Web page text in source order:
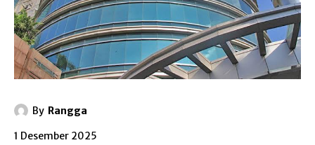
By Rangga
1 Desember 2025